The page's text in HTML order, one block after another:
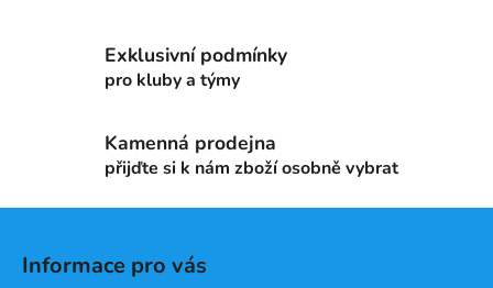
í
v
k
y
v
Exklusivní podmínky
pro kluby a týmy
Kamenná prodejna
přijďte si k nám zboží osobně vybrat
Informace pro vás